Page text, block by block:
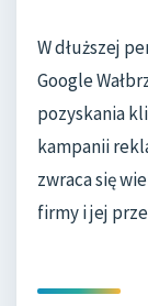
W dłuższej
Google
pozyskania
kampanii
zwraca się
firmy i jej